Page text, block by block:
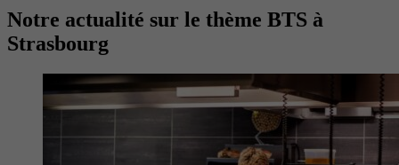
Notre actualité sur le thème BTS à
Strasbourg